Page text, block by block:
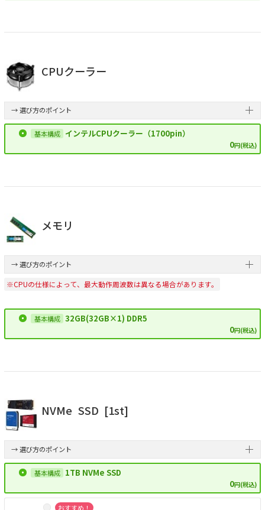
CPUクーラー
→ 選び方のポイント
インテルCPUクーラー（1700pin）
0円(税込)
メモリ
→ 選び方のポイント
※CPUの仕様によって、最大動作周波数は異なる場合があります。
32GB(32GB×1) DDR5
0円(税込)
NVMe SSD [1st]
→ 選び方のポイント
1TB NVMe SSD
0円(税込)
おすすめ！